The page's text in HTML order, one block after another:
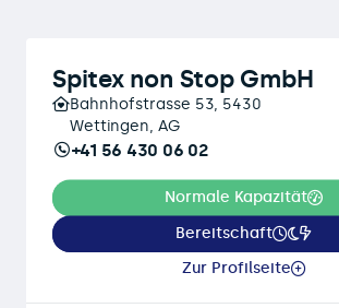
Spitex non Stop GmbH
Bahnhofstrasse 53, 5430
Wettingen, AG
+41 56 430 06 02
Normale Kapazität
Bereitschaft
Zur Profilseite